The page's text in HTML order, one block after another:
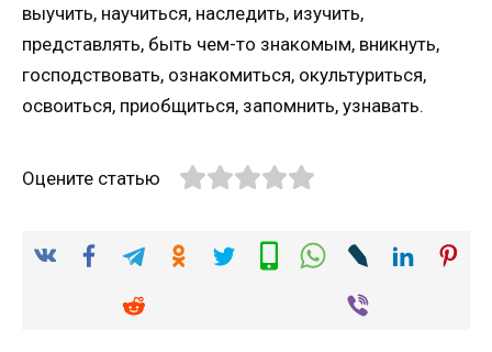
выучить, научиться, наследить, изучить,
представлять, быть чем-то знакомым, вникнуть,
господствовать, ознакомиться, окультуриться,
освоиться, приобщиться, запомнить, узнавать.
Оцените статью